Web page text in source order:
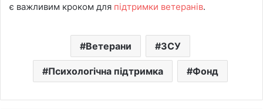
є важливим кроком для підтримки ветеранів.
Ветерани ЗСУ
Психологічна підтримка Фонд